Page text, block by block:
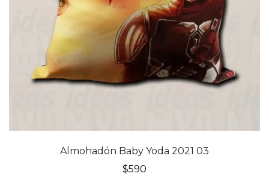
Almohadón Baby Yoda 2021 03
$590